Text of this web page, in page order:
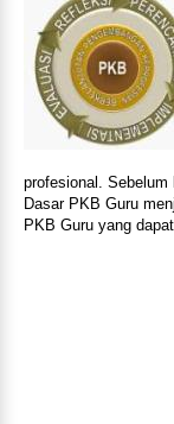
profesional.
Dasar PKB Guru
PKB Guru yang